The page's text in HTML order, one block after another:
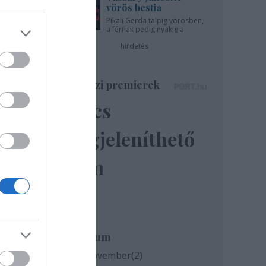
a
a
vörös bestia
Pikali Gerda talpig vörösben,
a férfiak pedig nyakig a
hirdetés
Színházi premierek
Nincs
megjeleníthető
elem
Archívum
2020 november(2)